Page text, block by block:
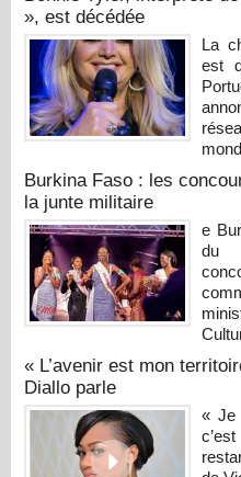
», est décédée
La
est
Burkina Faso : les
la junte militaire
e
du
« L’avenir est mon
Diallo parle
« Je